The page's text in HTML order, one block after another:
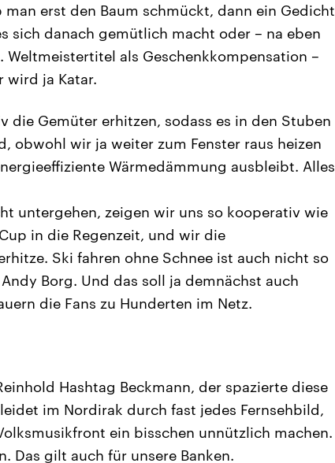
erst den Baum schmückt, dann ein Gedicht
sich danach gemütlich macht oder – na eben
als Geschenkkompensation –
wird ja Katar.
die Gemüter erhitzen, sodass es in den Stuben
obwohl wir ja weiter zum Fenster raus heizen
Wärmedämmung ausbleibt. Alles
untergehen, zeigen wir uns so kooperativ wie
in die Regenzeit, und wir die
Ski fahren ohne Schnee ist auch nicht so
Borg. Und das soll ja demnächst auch
die Fans zu Hunderten im Netz.
Hashtag Beckmann, der spazierte diese
im Nordirak durch fast jedes Fernsehbild,
ein bisschen unnützlich machen.
Das gilt auch für unsere Banken.